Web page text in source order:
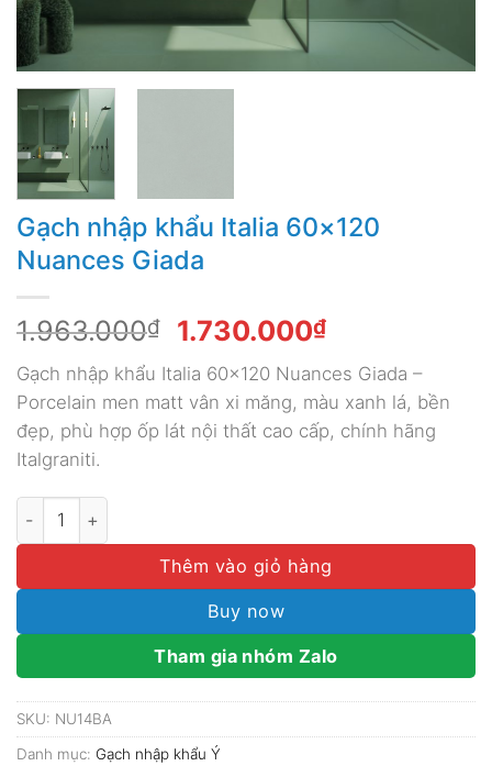
Gạch nhập khẩu Italia 60×120
Nuances Giada
1.963.000₫
Giá
là:
1.963.000₫.
1.730.000₫Giá
tại
là:
1.730.000₫.
Gạch nhập khẩu Italia 60×120 Nuances Giada –
Porcelain men matt vân xi măng, màu xanh lá, bền
đẹp, phù hợp ốp lát nội thất cao cấp, chính hãng
Italgraniti.
Gạch nhập khẩu Italia 60x120 Nuances Giada số lượng
Thêm vào giỏ hàng
Buy now
Tham gia nhóm Zalo
SKU: NU14BA
Danh mục: Gạch nhập khẩu Ý